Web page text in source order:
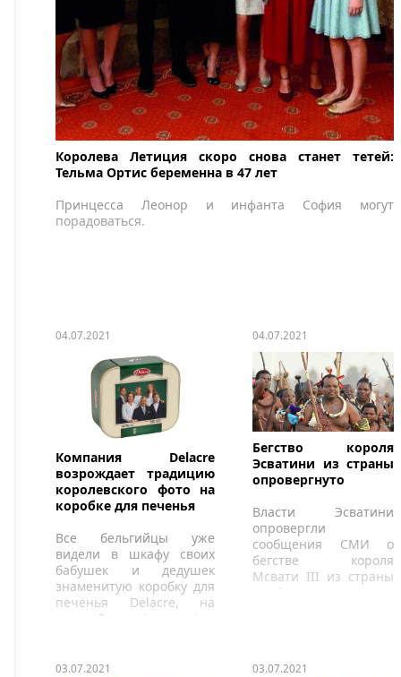
Королева Летиция скоро снова станет тетей:
Тельма Ортис беременна в 47 лет
Принцесса Леонор и инфанта София могут
порадоваться.
04.07.2021
Компания Delacre
возрождает традицию
королевского фото на
коробке для печенья
Все бельгийцы уже
видели в шкафу своих
бабушек и дедушек
знаменитую коробку для
печенья Delacre, на
которой есть фотография
04.07.2021
Бегство короля
Эсватини из страны
опровергнуто
Власти Эсватини
опровергли
сообщения СМИ о
бегстве короля
Мсвати III из страны
на фоне протестов и
03.07.2021 03.07.2021